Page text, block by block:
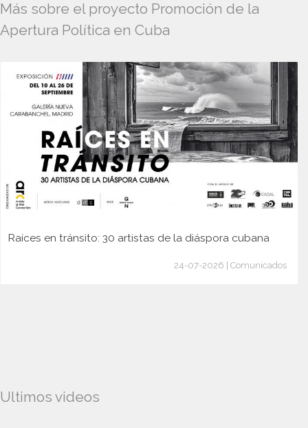
Más sobre el proyecto Promoción de la
Apertura Política en Cuba
Raíces en tránsito: 30 artistas de la diáspora cubana
24-07-2026 | Comunicados
Ultimos videos